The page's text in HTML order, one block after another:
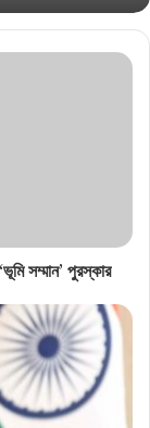
সম্মান’ পুরস্কার